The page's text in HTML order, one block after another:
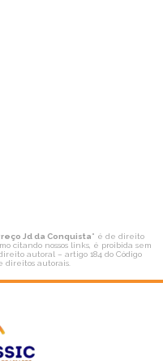
Jd da Conquista" é de direito
citando nossos links, é proibida sem
autoral – artigo 184 do Código
direitos autorais